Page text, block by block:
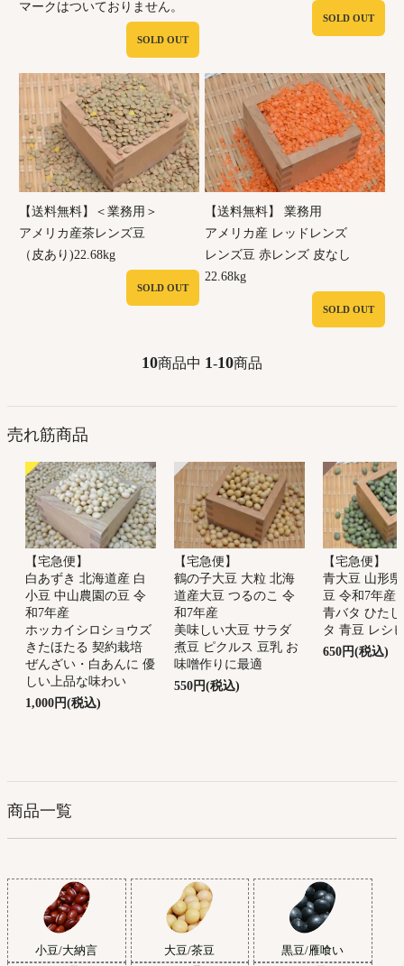
マークはついておりません。
SOLD OUT
SOLD OUT
【送料無料】＜業務用＞
アメリカ産茶レンズ豆
（皮あり)22.68kg
SOLD OUT
【送料無料】 業務用
アメリカ産 レッドレンズ
レンズ豆 赤レンズ 皮なし
22.68kg
SOLD OUT
10商品中 1-10商品
売れ筋商品
【宅急便】
白あずき 北海道産 白
小豆 中山農園の豆 令
和7年産
ホッカイシロショウズ
きたほたる 契約栽培
ぜんざい・白あんに 優
しい上品な味わい
1,000円(税込)
【宅急便】
鶴の子大豆 大粒 北海
道産大豆 つるのこ 令
和7年産
美味しい大豆 サラダ
煮豆 ピクルス 豆乳 お
味噌作りに最適
550円(税込)
【宅急便】
青大豆 山形
豆 令和7年産
青バタ ひた
タ 青豆 レシ
650円(税込)
商品一覧
小豆/大納言 大豆/茶豆 黒豆/雁喰い